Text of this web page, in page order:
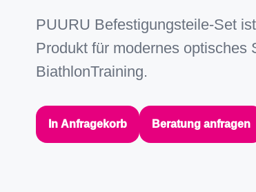
PUURU Befestigungsteile-Set
Produkt für modernes optisches
BiathlonTraining.
In Anfragekorb Beratung anfragen